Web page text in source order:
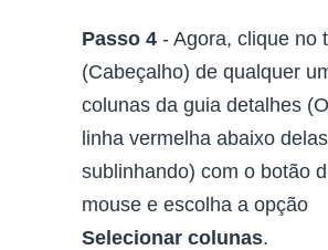
Passo 4 - Agora, clique no
(Cabeçalho) de qualquer
colunas da guia detalhes
linha vermelha abaixo delas
sublinhando) com o botão
mouse e escolha a opção
Selecionar colunas.